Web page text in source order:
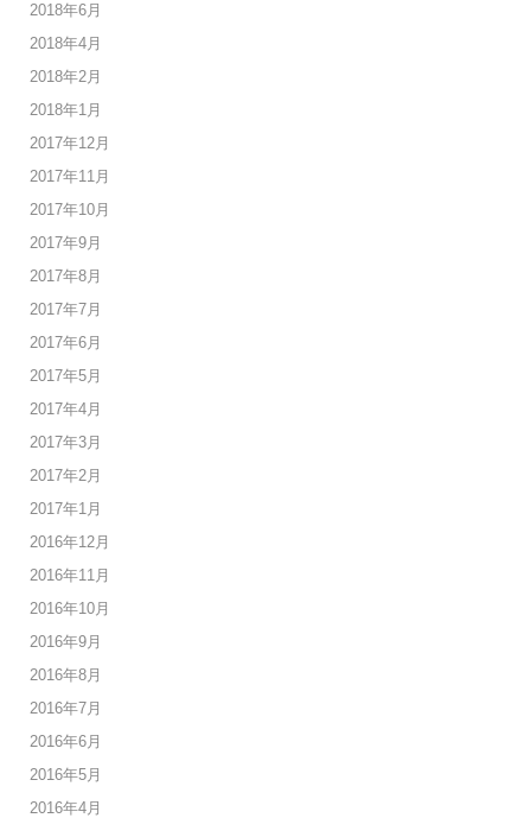
2018年6月
2018年4月
2018年2月
2018年1月
2017年12月
2017年11月
2017年10月
2017年9月
2017年8月
2017年7月
2017年6月
2017年5月
2017年4月
2017年3月
2017年2月
2017年1月
2016年12月
2016年11月
2016年10月
2016年9月
2016年8月
2016年7月
2016年6月
2016年5月
2016年4月